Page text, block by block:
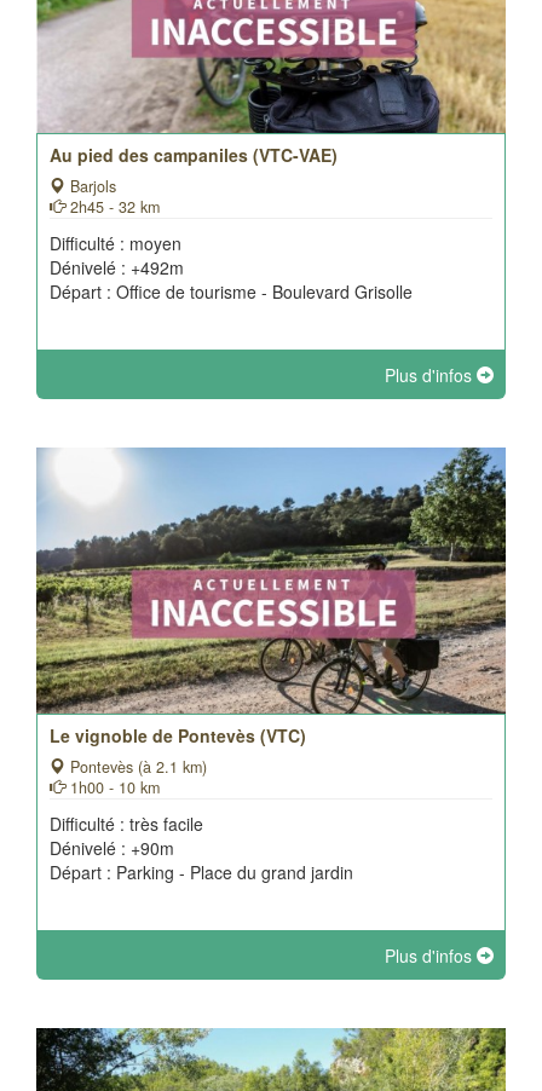
Au pied des campaniles (VTC-VAE)
Barjols
2h45 - 32 km
Difficulté : moyen
Dénivelé : +492m
Départ : Office de tourisme - Boulevard Grisolle
Plus d'infos
Le vignoble de Pontevès (VTC)
Pontevès (à 2.1 km)
1h00 - 10 km
Difficulté : très facile
Dénivelé : +90m
Départ : Parking - Place du grand jardin
Plus d'infos